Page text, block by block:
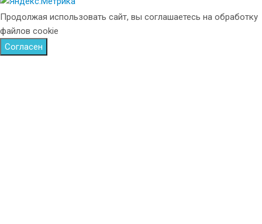
Продолжая использовать сайт, вы соглашаетесь на обработку
файлов cookie
Согласен